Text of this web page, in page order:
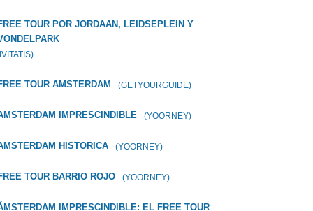
TOUR POR JORDAAN, LEIDSEPLEIN Y
TOUR AMSTERDAM (GETYOURGUIDE)
IMPRESCINDIBLE (YOORNEY)
HISTORICA (YOORNEY)
TOUR BARRIO ROJO (YOORNEY)
IMPRESCINDIBLE: EL FREE TOUR